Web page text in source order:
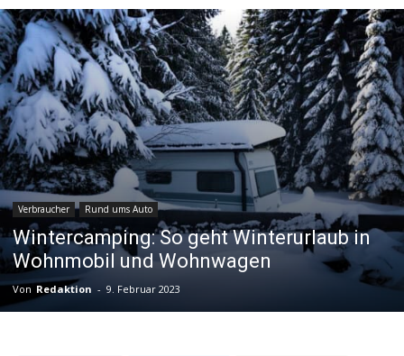
Verbraucher Rund ums Auto
Wintercamping: So geht Winterurlaub in
Wohnmobil und Wohnwagen
Von Redaktion - 9. Februar 2023